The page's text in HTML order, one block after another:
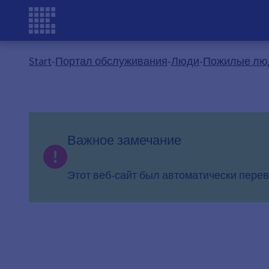
Start-Портал обслуживания-Люди-Пожилые
Важное замечание
Этот веб-сайт был автоматически